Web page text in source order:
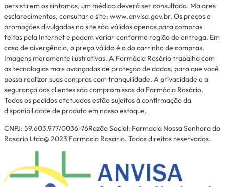
persistirem os sintomas, um médico deverá ser consultado. Maiores
esclarecimentos, consultar o site: www.anvisa.gov.br. Os preços e
promoções divulgados no site são válidos apenas para compras
feitas pela Internet e podem variar conforme região de entrega. Em
caso de divergência, o preço válido é o do carrinho de compras.
Imagens meramente ilustrativas. A Farmácia Rosário trabalha com
as tecnologias mais avançadas de proteção de dados, para que você
possa realizar suas compras com tranquilidade. A privacidade e a
segurança dos clientes são compromissos da Farmácia Rosário.
Todos os pedidos efetuados estão sujeitos à confirmação da
disponibilidade de produto em nosso estoque.
CNPJ: 59.603.977/0036-76Razão Social: Farmacia Nossa Senhora do
Rosario Ltda@ 2023 Farmacia Rosario. Todos direitos reservados.